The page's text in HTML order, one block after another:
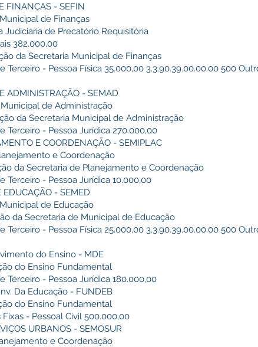
FINANÇAS - SEFIN
de Finanças
Judiciária de Precatório Requisitória
382.000,00
da Secretaria Municipal de Finanças
Terceiro - Pessoa Física 35.000,00 3.3.90.39.00.00.00 500
ADMINISTRAÇÃO - SEMAD
de Administração
da Secretaria Municipal de Administração
Terceiro - Pessoa Jurídica 270.000,00
E COORDENAÇÃO - SEMIPLAC
e Coordenação
da Secretaria de Planejamento e Coordenação
Terceiro - Pessoa Jurídica 10.000,00
EDUCAÇÃO - SEMED
de Educação
da Secretaria de Municipal de Educação
Terceiro - Pessoa Física 25.000,00 3.3.90.39.00.00.00 500
do Ensino - MDE
do Ensino Fundamental
Terceiro - Pessoa Jurídica 180.000,00
Da Educação - FUNDEB
do Ensino Fundamental
Fixas - Pessoal Civil 500.000,00
URBANOS - SEMOSUR
e Coordenação